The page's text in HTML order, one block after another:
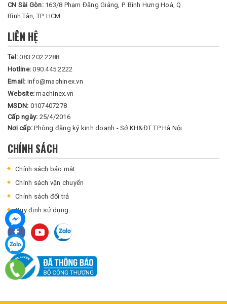
CN Sài Gòn: 163/8 Phạm Đăng Giảng, P. Bình Hưng Hoà, Q.
Bình Tân, TP. HCM
LIÊN HỆ
Tel:083.202.2288
Hotline:090.445.2222
Email: info@machinex.vn
Website:machinex.vn
MSDN: 0107407278
Cấp ngày: 25/4/2016
Nơi cấp:Phòng đăng ký kinh doanh - Sở KH&ĐT TP Hà Nội
CHÍNH SÁCH
Chính sách bảo mật
Chính sách vận chuyển
Chính sách đổi trả
Quy định sử dụng